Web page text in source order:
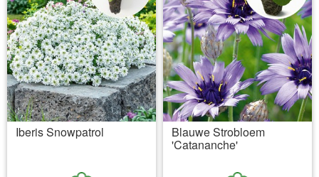
Iberis Snowpatrol Blauwe Strobloem
'Catananche'